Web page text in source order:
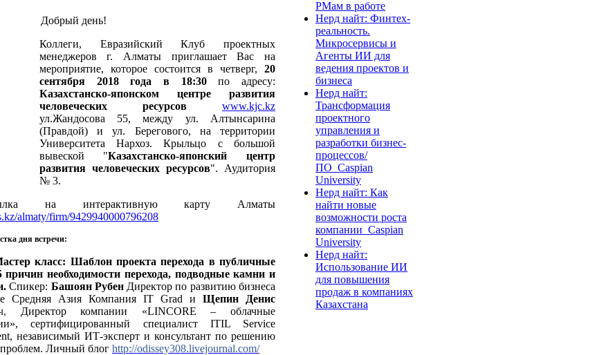
Добрый день!
Коллеги, Евразийский Клуб проектных
менеджеров г. Алматы приглашает Вас на
мероприятие, которое состоится в четверг, 20
сентября 2018 года в 18:30по адресу:
Казахстанско-японском центре развития
человеческих ресурсов www.kjc.kz
ул.Жандосова 55, между ул. Алтынсарина
(Правдой) и ул. Берегового, на территории
Университета Нархоз. Крыльцо с большой
вывеской "Казахстанско-японский центр
развития человеческих ресурсов". Аудитория
№ 3.
на интерактивную карту Алматы
almaty/firm/9429940000796208
дня встречи:
класс: Шаблон проекта перехода в публичные
причин необходимости перехода, подводные камни и
. Спикер: Башоян РубенДиректор по развитию бизнеса
Средняя Азия Компания IT Grad и Щепин Денис
Директор компании «LINCORE – облачные
, сертифицированный специалист ITIL
Service
, независимый ИТ-эксперт и консультант по решению
Личный блог http://odissey308.livejournal.com/
РМам в работе
Нерд найт: Финтех-
реальность.
Микросервисы и
Агенты ИИ для
ведения проектов и
бизнеса
Нерд найт:
Трансформация
проектного
управления и
разработки бизнес-
процессов/
ПО_Caspian
University
Нерд найт: Как
найти новые
возможности роста
компании_Caspian
University
Нерд найт:
Использование ИИ
для повышения
продаж в компаниях
Казахстана